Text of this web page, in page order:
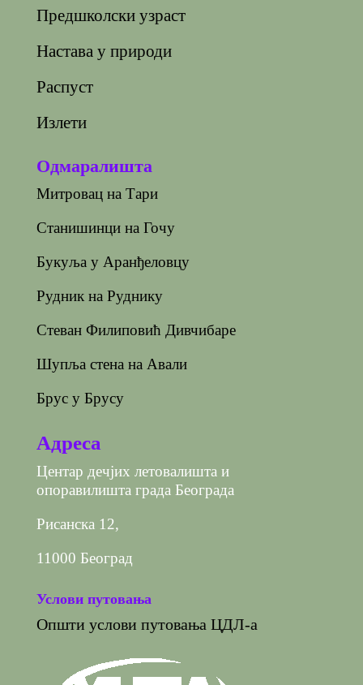
Предшколски узраст
Настава у природи
Распуст
Излети
Одмаралишта
Митровац на Тари
Станишинци на Гочу
Букуља у Аранђеловцу
Рудник на Руднику
Стеван Филиповић Дивчибаре
Шупља стена на Авали
Брус у Брусу
Адреса
Центар дечјих летовалишта и
опоравилишта града Београда
Рисанска 12,
11000 Београд
Услови путовања
Општи услови путовања ЦДЛ-а